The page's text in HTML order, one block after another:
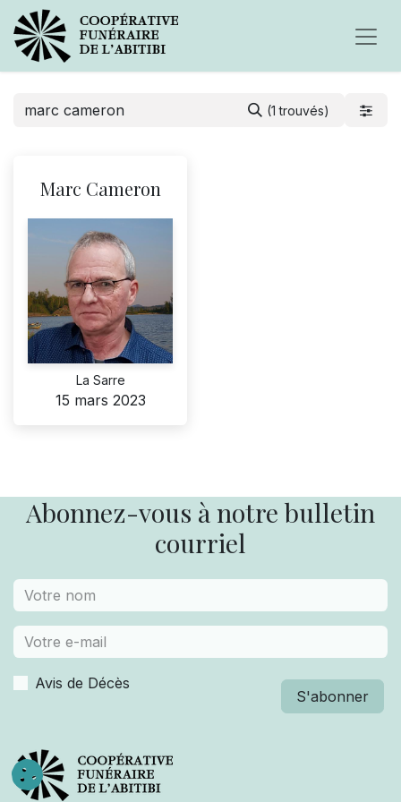
(1 trouvés)
Marc Cameron
La Sarre
15 mars 2023
Abonnez-vous à notre bulletin
courriel
Avis de Décès
S'abonner